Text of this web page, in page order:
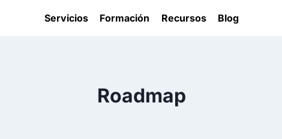
Servicios Formación Recursos Blog
Roadmap